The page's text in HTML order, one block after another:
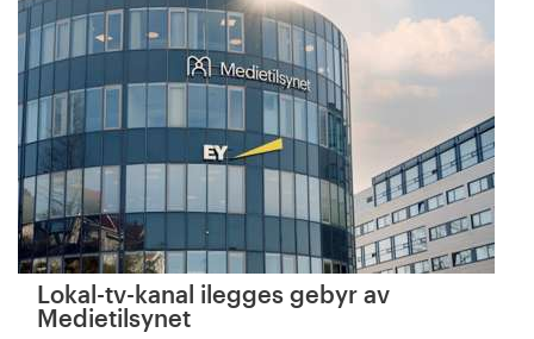
Lokal-tv-kanal ilegges gebyr av
Medietilsynet